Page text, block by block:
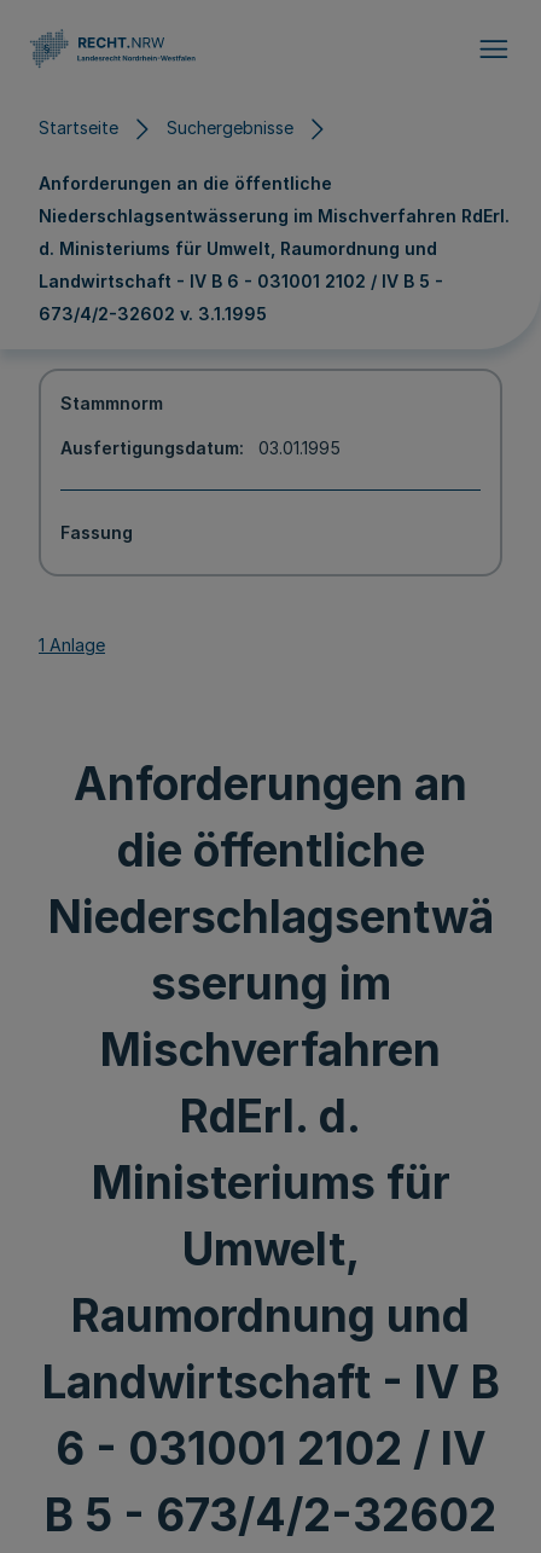
Startseite Suchergebnisse
Anforderungen an die öffentliche
Niederschlagsentwässerung im Mischverfahren RdErl.
d. Ministeriums für Umwelt, Raumordnung und
Landwirtschaft - IV B 6 - 031001 2102 / IV B 5 -
673/4/2-32602 v. 3.1.1995
Stammnorm
Ausfertigungsdatum 03.01.1995
Fassung
1 Anlage
Anforderungen an
die öffentliche
Niederschlagsentwä
sserung im
Mischverfahren
RdErl. d.
Ministeriums für
Umwelt,
Raumordnung und
Landwirtschaft - IV B
6 - 031001 2102 / IV
B 5 - 673/4/2-32602